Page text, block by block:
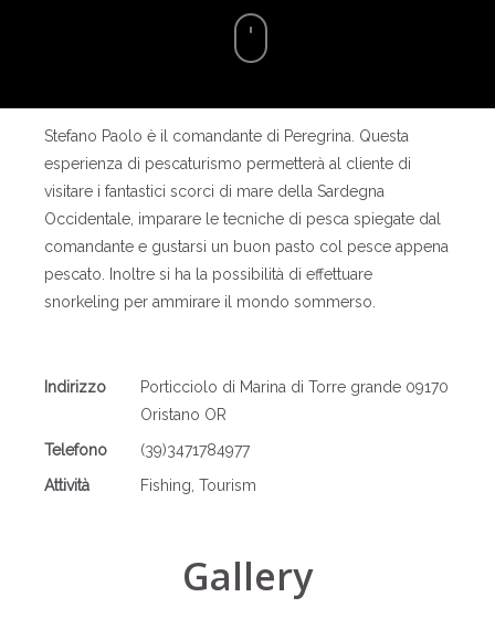
Stefano Paolo è il comandante di Peregrina. Questa
esperienza di pescaturismo permetterà al cliente di
visitare i fantastici scorci di mare della Sardegna
Occidentale, imparare le tecniche di pesca spiegate dal
comandante e gustarsi un buon pasto col pesce appena
pescato. Inoltre si ha la possibilità di effettuare
snorkeling per ammirare il mondo sommerso.
Indirizzo
Porticciolo di Marina di Torre grande 09170
Oristano OR
Telefono
(39)3471784977
Attività
Fishing, Tourism
Gallery